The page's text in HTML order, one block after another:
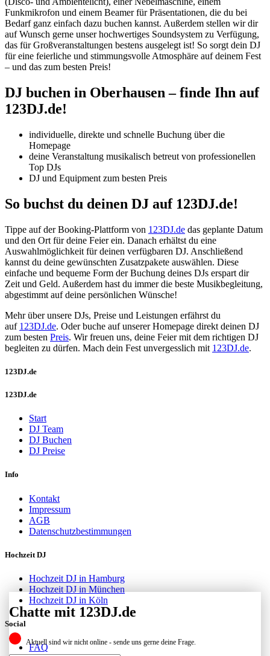
Funkmikrofon und einem Beamer für Präsentationen, die du bei
Bedarf ganz einfach dazu buchen kannst. Außerdem stellen wir dir
auf Wunsch gerne unser hochwertiges Soundsystem zu Verfügung,
das für Großveranstaltungen bestens ausgelegt ist! So sorgt dein DJ
für eine feierliche und stimmungsvolle Atmosphäre auf deinem Fest
– und das zum besten Preis!
DJ buchen in Oberhausen– finde Ihn auf
123DJ.de!
individuelle, direkte und schnelle Buchung über die
Homepage
deine Veranstaltung musikalisch betreut von professionellen
Top DJs
DJ und Equipment zum besten Preis
So buchst du deinen DJ auf 123DJ.de!
Tippe auf der Booking-Plattform von 123DJ.de das geplante Datum
und den Ort für deine Feier ein. Danach erhältst du eine
Auswahlmöglichkeit für deinen verfügbaren DJ. Anschließend
kannst du deine gewünschten Zusatzpakete auswählen. Diese
einfache und bequeme Form der Buchung deines DJs erspart dir
Zeit und Geld. Außerdem hast du immer die beste Musikbegleitung,
abgestimmt auf deine persönlichen Wünsche!
Mehr über unsere DJs, Preise und Leistungen erfährst du
auf 123DJ.de. Oder buche auf unserer Homepage direkt deinen DJ
zum besten Preis. Wir freuen uns, deine Feier mit dem richtigen DJ
begleiten zu dürfen. Mach dein Fest unvergesslich mit 123DJ.de.
123DJ.de
123DJ.de
Start
DJ Team
DJ Buchen
DJ Preise
Info
Kontakt
Impressum
AGB
Datenschutzbestimmungen
Hochzeit DJ
Hochzeit DJ in Hamburg
Hochzeit DJ in München
Hochzeit DJ in Köln
Social
FAQ
Chatte mit 123DJ.de
Aktuell sind wir nicht online - sende uns gerne deine Frage.